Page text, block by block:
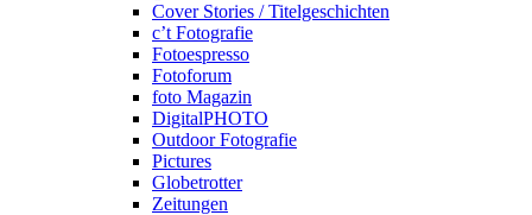
Cover Stories / Titelgeschichten
c’t Fotografie
Fotoespresso
Fotoforum
foto Magazin
DigitalPHOTO
Outdoor Fotografie
Pictures
Globetrotter
Zeitungen